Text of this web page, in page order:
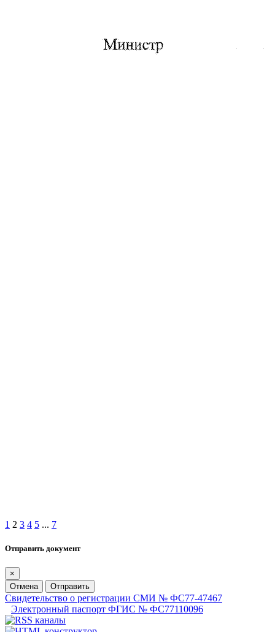
1 2 3 4 5 ... 7
Отправить документ
×
Отмена
Отправить
Свидетельство о регистрации СМИ № ФС77-47467
Электронный паспорт ФГИС № ФС77110096